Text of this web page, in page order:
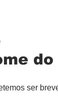
ser